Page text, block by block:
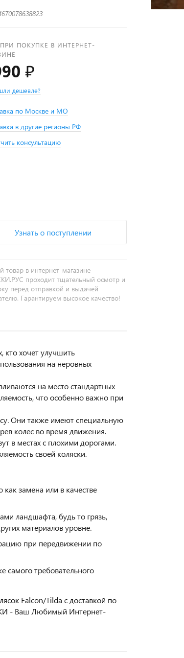
ПОКУПКЕ В ИНТЕРНЕТ-
₽
дешевле?
по Москве и МО
в другие регионы РФ
консультацию
Узнать о поступлении
товар в интернет-магазине
проходит тщательный осмотр и
перед отправкой и выдачей
Гарантируем высокое качество!
кто хочет улучшить
на неровных
на место стандартных
что особенно важно при
Они также имеют специальную
колес во время движения.
в местах с плохими дорогами.
своей коляски.
замена или в качестве
ландшафта, будь то грязь,
материалов уровне.
при передвижении по
самого требовательного
Falcon/Tilda с доставкой по
- Ваш Любимый Интернет-